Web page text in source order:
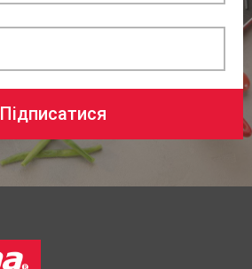
Підписатися